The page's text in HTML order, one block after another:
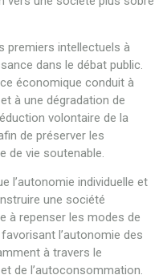
premiers intellectuels à
dans le débat public.
économique conduit à
à une dégradation de
volontaire de la
de préserver les
de vie soutenable.
l’autonomie individuelle et
une société
à repenser les modes de
l’autonomie des
à travers le
de l’autoconsommation.